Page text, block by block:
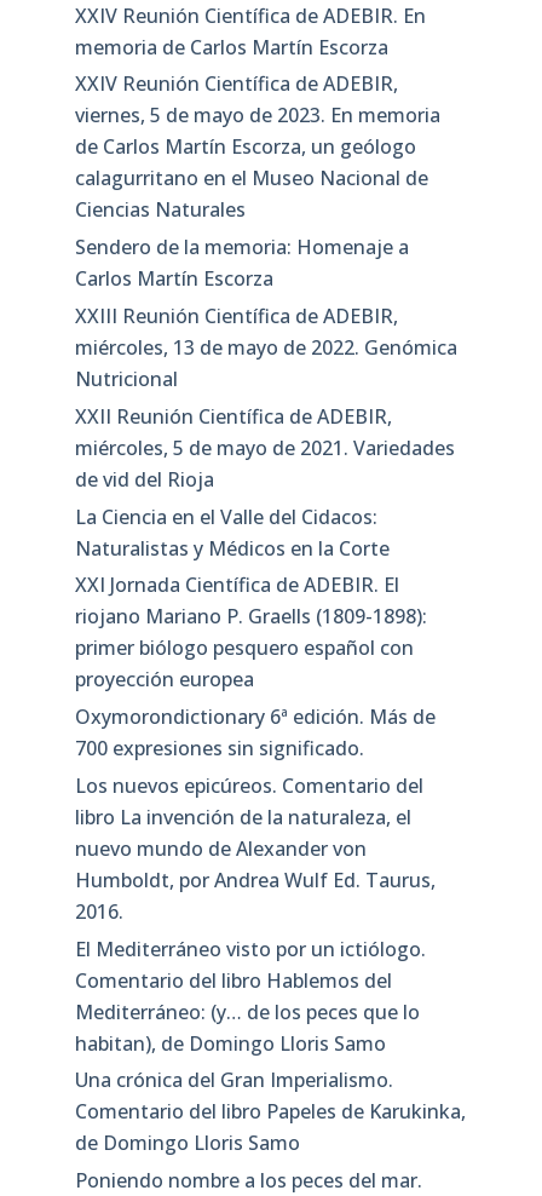
XXIV Reunión Científica de ADEBIR. En
memoria de Carlos Martín Escorza
XXIV Reunión Científica de ADEBIR,
viernes, 5 de mayo de 2023. En memoria
de Carlos Martín Escorza, un geólogo
calagurritano en el Museo Nacional de
Ciencias Naturales
Sendero de la memoria: Homenaje a
Carlos Martín Escorza
XXIII Reunión Científica de ADEBIR,
miércoles, 13 de mayo de 2022. Genómica
Nutricional
XXII Reunión Científica de ADEBIR,
miércoles, 5 de mayo de 2021. Variedades
de vid del Rioja
La Ciencia en el Valle del Cidacos:
Naturalistas y Médicos en la Corte
XXI Jornada Científica de ADEBIR. El
riojano Mariano P. Graells (1809-1898):
primer biólogo pesquero español con
proyección europea
Oxymorondictionary 6ª edición. Más de
700 expresiones sin significado.
Los nuevos epicúreos. Comentario del
libro La invención de la naturaleza, el
nuevo mundo de Alexander von
Humboldt, por Andrea Wulf Ed. Taurus,
2016.
El Mediterráneo visto por un ictiólogo.
Comentario del libro Hablemos del
Mediterráneo: (y… de los peces que lo
habitan), de Domingo Lloris Samo
Una crónica del Gran Imperialismo.
Comentario del libro Papeles de Karukinka,
de Domingo Lloris Samo
Poniendo nombre a los peces del mar.